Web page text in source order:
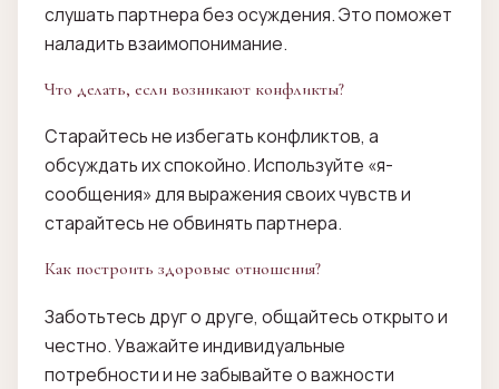
слушать партнера без осуждения. Это поможет
наладить взаимопонимание.
Что делать, если возникают конфликты?
Старайтесь не избегать конфликтов, а
обсуждать их спокойно. Используйте «я-
сообщения» для выражения своих чувств и
старайтесь не обвинять партнера.
Как построить здоровые отношения?
Заботьтесь друг о друге, общайтесь открыто и
честно. Уважайте индивидуальные
потребности и не забывайте о важности